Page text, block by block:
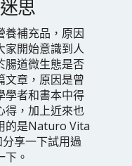
思
養補充品，原因
家開始意識到人
腸道微生態是否
文章，原因是曾
學者和書本中得
得，加上近來也
的是Naturo Vita
享一下試用過
。